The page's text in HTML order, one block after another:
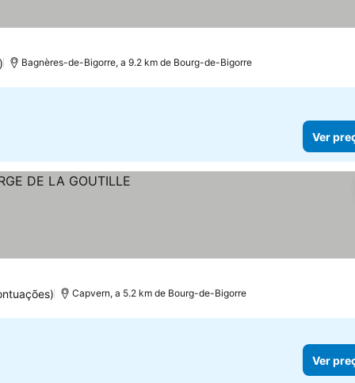
Bagnères-de-Bigorre, a 9.2 km de Bourg-de-Bigorre
Ver
Capvern, a 5.2 km de Bourg-de-Bigorre
Ver